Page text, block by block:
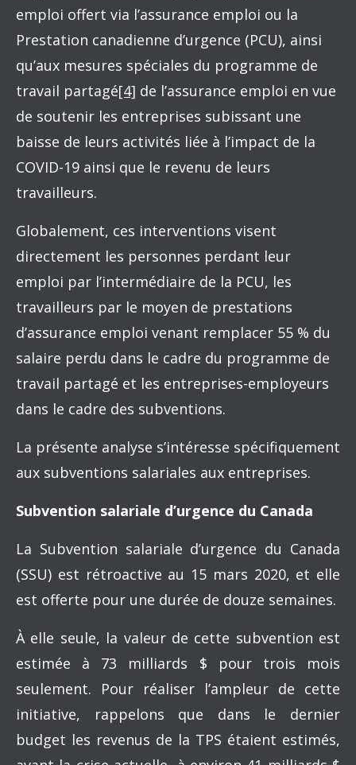
emploi offert via l’assurance emploi ou la
Prestation canadienne d’urgence (PCU), ainsi
qu’aux mesures spéciales du programme de
travail partagé[4] de l’assurance emploi en vue
de soutenir les entreprises subissant une
baisse de leurs activités liée à l’impact de la
COVID-19 ainsi que le revenu de leurs
travailleurs.
Globalement, ces interventions visent
directement les personnes perdant leur
emploi par l’intermédiaire de la PCU, les
travailleurs par le moyen de prestations
d’assurance emploi venant remplacer 55 % du
salaire perdu dans le cadre du programme de
travail partagé et les entreprises-employeurs
dans le cadre des subventions.
La présente analyse s’intéresse spécifiquement
aux subventions salariales aux entreprises.
Subvention salariale d’urgence du Canada
La Subvention salariale d’urgence du Canada
(SSU) est rétroactive au 15 mars 2020, et elle
est offerte pour une durée de douze semaines.
À elle seule, la valeur de cette subvention est
estimée à 73 milliards $ pour trois mois
seulement. Pour réaliser l’ampleur de cette
initiative, rappelons que dans le dernier
budget les revenus de la TPS étaient estimés,